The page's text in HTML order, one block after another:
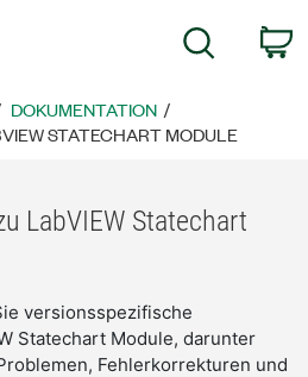
Suche
DOKUMENTATION
STATECHART MODULE
LabVIEW Statechart
versionsspezifische
Statechart Module, darunter
Fehlerkorrekturen und